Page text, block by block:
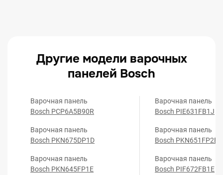
Другие модели варочных
панелей Bosch
Варочная панель
Bosch PCP6A5B90R
Варочная панель
Bosch PKN675DP1D
Варочная панель
Bosch PKN645FP1E
Варочная панель
Bosch PIE631FB1J
Варочная панель
Bosch PKN651FP2E
Варочная панель
Bosch PIF672FB1E